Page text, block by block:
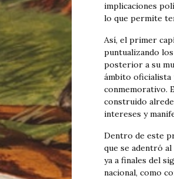
implicaciones
lo que permite
Así, el primer
puntualizando
posterior a su
ámbito oficialista
conmemorativo.
construido
intereses y
Dentro de este
que se adentró
ya a finales del
nacional, como